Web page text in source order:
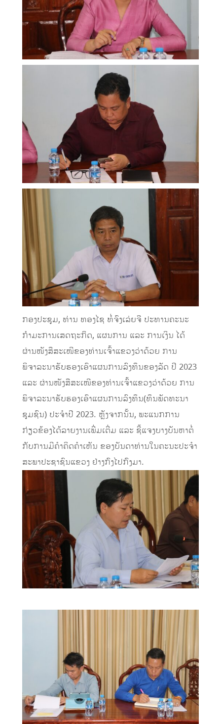
ກອງປະຊຸມ, ທ່ານ ທອງໄຊ ທໍ່ຈົງເລ່ຍຈີ ປະທານຄະນະ
ກໍາມະການເສດຖະກິດ, ແຜນການ ແລະ ການເງິນ ໄດ້
ຜ່ານໜັງສືສະເໜີຂອງທ່ານເຈົ້າແຂວງວ່າດ້ວຍ ການ
ພິຈາລະນາຮັບຮອງເອົາແຜນການລົງທຶນຂອງລັດ ປີ 2023
ແລະ ຜ່ານໜັງສືສະເໜີຂອງທ່ານເຈົ້າແຂວງວ່າດ້ວຍ ການ
ພິຈາລະນາຮັບຮອງເອົາແຜນການລົງທຶນ(ທຶນພັດທະນາ
ຊຸມຊົນ) ປະຈໍາປີ 2023. ຫຼັງຈາກນັ້ນ, ພະແນກການ
ກ່ຽວຂ້ອງໄດ້ລາຍງານເພີ່ມເຕີ່ມ ແລະ ຊີ້ແຈງບາງບັນຫາຕໍ່
ກັບການມີຄໍາຄິດຄໍາເຫັນ ຂອງບັນດາທ່ານໃນຄະນະປະຈໍາ
ສະພາປະຊາຊົນແຂວງ ຢ່າງກົງໄປກົງມາ.